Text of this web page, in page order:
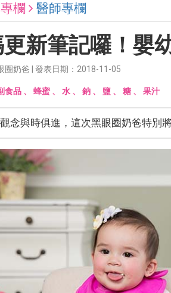
專欄 醫師專欄
新筆記囉！嬰
圈奶爸 | 發表日期：2018-11-05
食品、 蜂蜜、 水、 鈉、 鹽、 糖、 果汁
念與時俱進，這次黑眼圈奶爸特別